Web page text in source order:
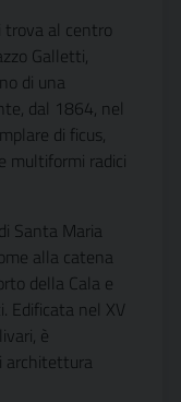
trova al centro
Galletti,
di una
dal 1864, nel
di ficus,
multiformi radici
Santa Maria
alla catena
della Cala e
Edificata nel XV
è
architettura